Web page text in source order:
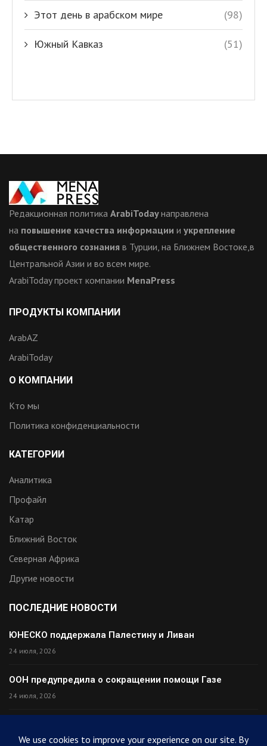
Этот день в арабском мире (98)
Южный Кавказ (51)
Редакционная политика ArabiTodayнаправлена
на повышение качества информации и укрепление
общественного сознания в Турции, на Ближнем Востоке,в
Центральной Азии и во всем мире.
ArabiToday проект компании MenaPress
ПРОДУКТЫ КОМПАНИИ
ArabAZ
ArabiToday
О КОМПАНИИ
Кто мы
Политика конфиденциальности
КАТЕГОРИИ
Аналитика
Профайл
Катар
Ближний Восток
Северная Африка
Другие новости
ПОСЛЕДНИЕ НОВОСТИ
ЮНЕСКО поддержала Палестину и Ливан
24 июля, 2026
ООН предупредила о сокращении помощи Газе
24 июля, 2026
24 июля, 2026